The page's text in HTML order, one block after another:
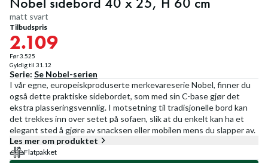
matt svart
Tilbudspris
2.109
Før3.525
Gyldig til 31.12
Serie: Se Nobel-serien
I vår egne, europeiskproduserte merkevareserie Nobel, finner du
også dette praktiske sidebordet, som med sin C-base gjør det
ekstra plasseringsvennlig. I motsetning til tradisjonelle bord kan
det trekkes inn over setet på sofaen, slik at du enkelt kan ha et
elegant sted å gjøre av snacksen eller mobilen mens du slapper av.
Les mer om produktet
Flatpakket